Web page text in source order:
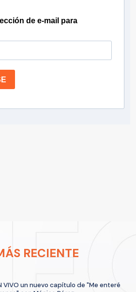
de e-mail para
RECIENTE
VIVO un nuevo capítulo de "Me enteré